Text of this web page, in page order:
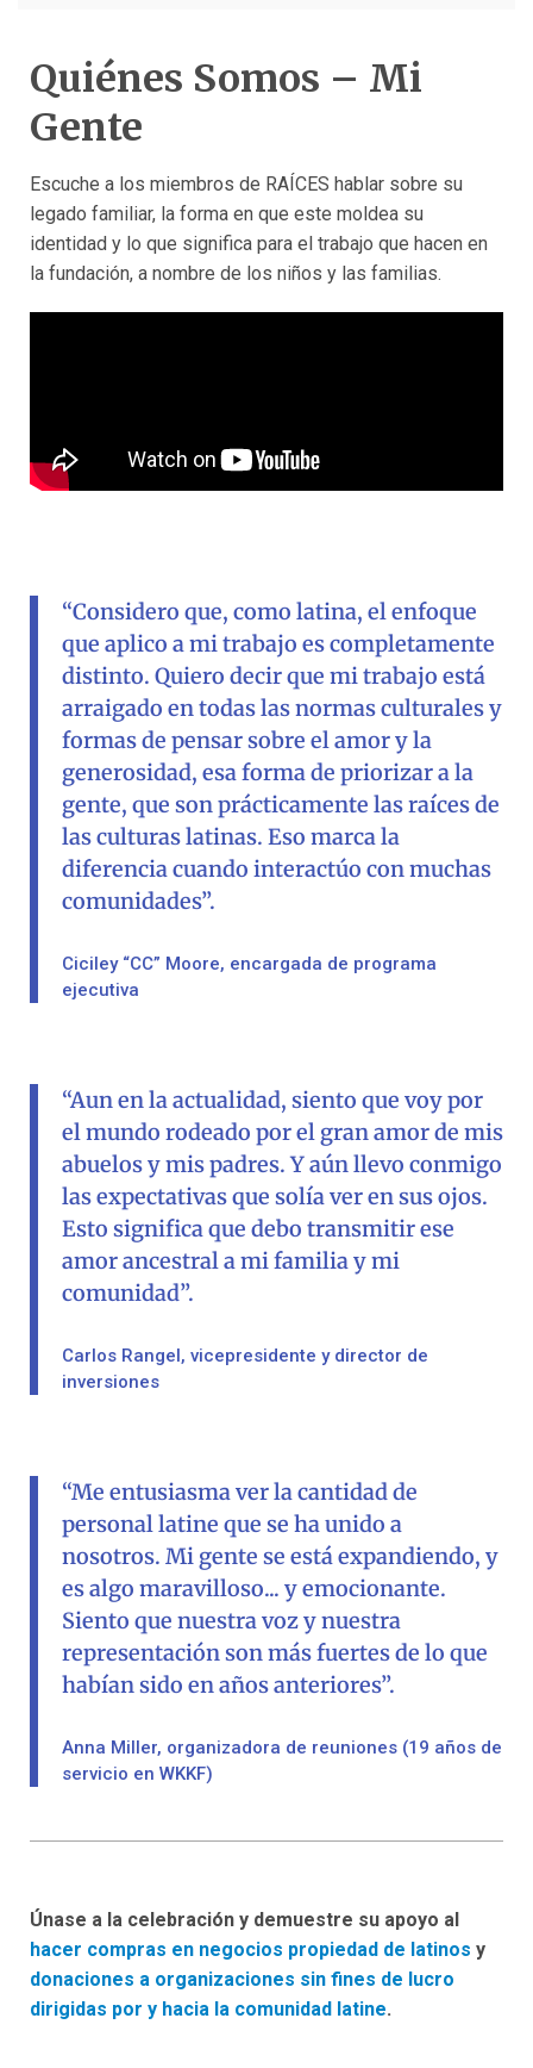
Quiénes Somos – Mi
Gente
Escuche a los miembros de RAÍCES hablar sobre su
legado familiar, la forma en que este moldea su
identidad y lo que significa para el trabajo que hacen en
la fundación, a nombre de los niños y las familias.
“Considero que, como latina, el enfoque
que aplico a mi trabajo es completamente
distinto. Quiero decir que mi trabajo está
arraigado en todas las normas culturales y
formas de pensar sobre el amor y la
generosidad, esa forma de priorizar a la
gente, que son prácticamente las raíces de
las culturas latinas. Eso marca la
diferencia cuando interactúo con muchas
comunidades”.
Ciciley “CC” Moore, encargada de programa
ejecutiva
“Aun en la actualidad, siento que voy por
el mundo rodeado por el gran amor de mis
abuelos y mis padres. Y aún llevo conmigo
las expectativas que solía ver en sus ojos.
Esto significa que debo transmitir ese
amor ancestral a mi familia y mi
comunidad”.
Carlos Rangel, vicepresidente y director de
inversiones
“Me entusiasma ver la cantidad de
personal latine que se ha unido a
nosotros. Mi gente se está expandiendo, y
es algo maravilloso... y emocionante.
Siento que nuestra voz y nuestra
representación son más fuertes de lo que
habían sido en años anteriores”.
Anna Miller, organizadora de reuniones (19 años de
servicio en WKKF)
Únase a la celebración y demuestre su apoyo al
hacer compras en negocios propiedad de latinos y
donaciones a organizaciones sin fines de lucro
dirigidas por y hacia la comunidad latine.